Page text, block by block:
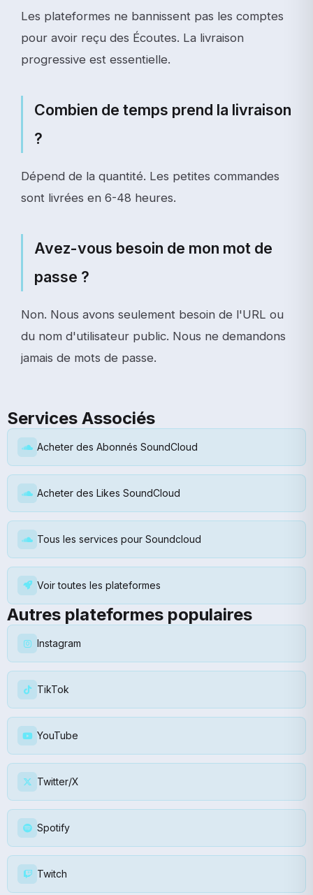
Les plateformes ne bannissent pas les comptes
pour avoir reçu des Écoutes. La livraison
progressive est essentielle.
Combien de temps prend la livraison
?
Dépend de la quantité. Les petites commandes
sont livrées en 6-48 heures.
Avez-vous besoin de mon mot de
passe ?
Non. Nous avons seulement besoin de l'URL ou
du nom d'utilisateur public. Nous ne demandons
jamais de mots de passe.
Services Associés
Acheter des Abonnés SoundCloud
Acheter des Likes SoundCloud
Tous les services pour Soundcloud
Voir toutes les plateformes
Autres plateformes populaires
Instagram
TikTok
YouTube
Twitter/X
Spotify
Twitch